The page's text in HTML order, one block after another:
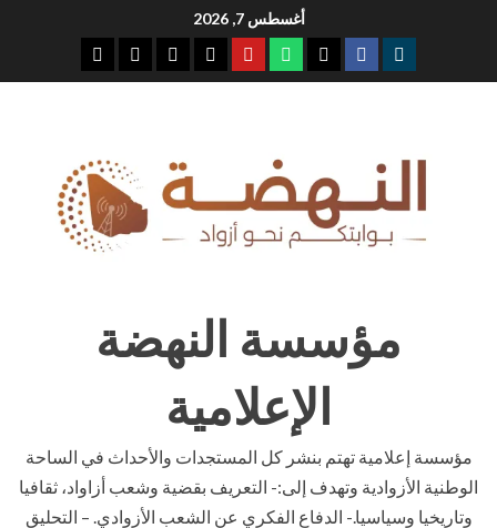
أغسطس 7, 2026
telegram
facebook
x
whatsap
youtube
مؤسسة النهضة
الإعلامية
مؤسسة إعلامية تهتم بنشر كل المستجدات والأحداث في الساحة
الوطنية الأزوادية وتهدف إلى:- التعريف بقضية وشعب أزاواد، ثقافيا
وتاريخيا وسياسيا.- الدفاع الفكري عن الشعب الأزوادي. – التحليق